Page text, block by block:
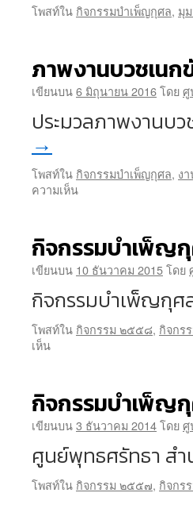
โพสท์ใน กิจกรรมบำเพ็ญกุศล, มุ
ภาพงานบวชเน
เขียนบน6 มิถุนายน 2016โดยศู
ประมวลภาพงานบ
→
โพสท์ใน กิจกรรมบำเพ็ญกุศล, ง
ความเห็นบน
เนกขัม
มะ
ณ
พุทธ
กิจกรรมบำเพ็ญ
เขียนบน 10 ธันวาคม 2015โดย
กิจกรรมบำเพ็ญกุ
โพสท์ใน กิจกรรม ๒๕๕๘, กิจกร
เห็นบน
ศูนย์
พุทธ
ปี
๒๕๕๘
กิจกรรมบำเพ็ญ
เขียนบน3 ธันวาคม 2014โดยศู
ศูนย์พุทธศรัทธา ส
โพสท์ใน กิจกรรม ๒๕๕๗, กิจกร